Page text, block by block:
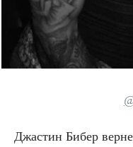
Джастин Бибер